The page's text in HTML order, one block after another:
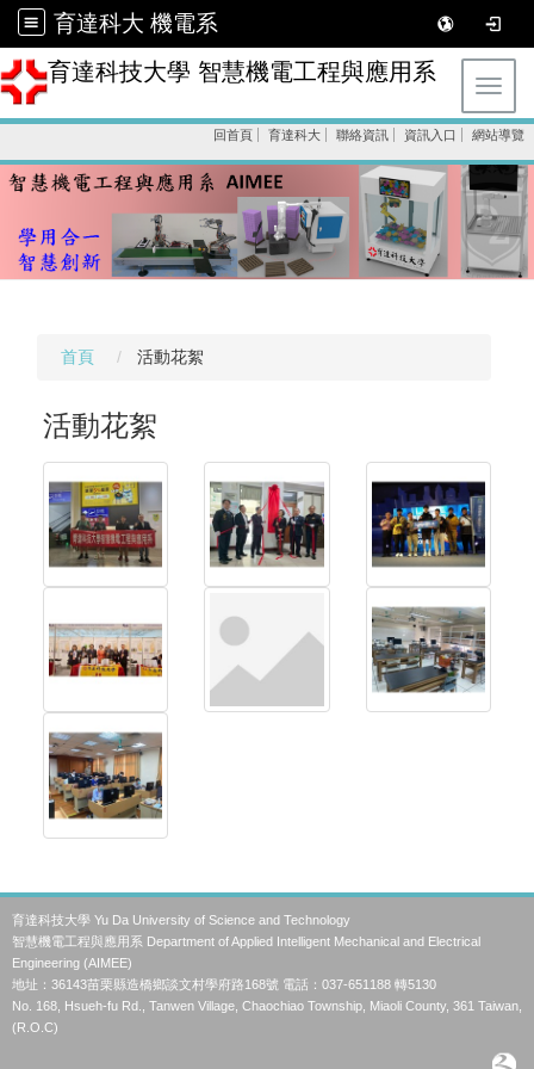
育達科大 機電系
育達科技大學 智慧機電工程與應用系
回首頁 育達科大 聯絡資訊 資訊入口 網站導覽
首頁 活動花絮
活動花絮
育達科技大學 Yu Da University of Science and Technology
智慧機電工程與應用系 Department of Applied Intelligent Mechanical and Electrical
Engineering (AIMEE)
地址：36143苗栗縣造橋鄉談文村學府路168號 電話：037-651188 轉5130
No. 168, Hsueh-fu Rd., Tanwen Village, Chaochiao Township, Miaoli County, 361 Taiwan,
(R.O.C)